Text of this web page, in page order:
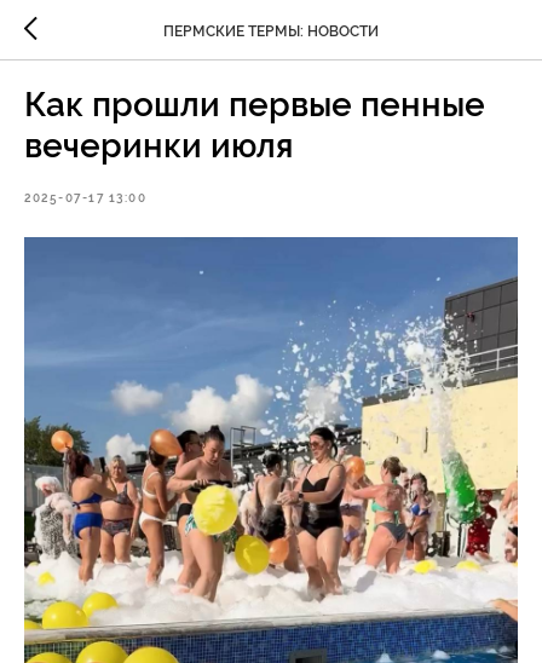
ПЕРМСКИЕ ТЕРМЫ: НОВОСТИ
Как прошли первые пенные
вечеринки июля
2025-07-17 13:00